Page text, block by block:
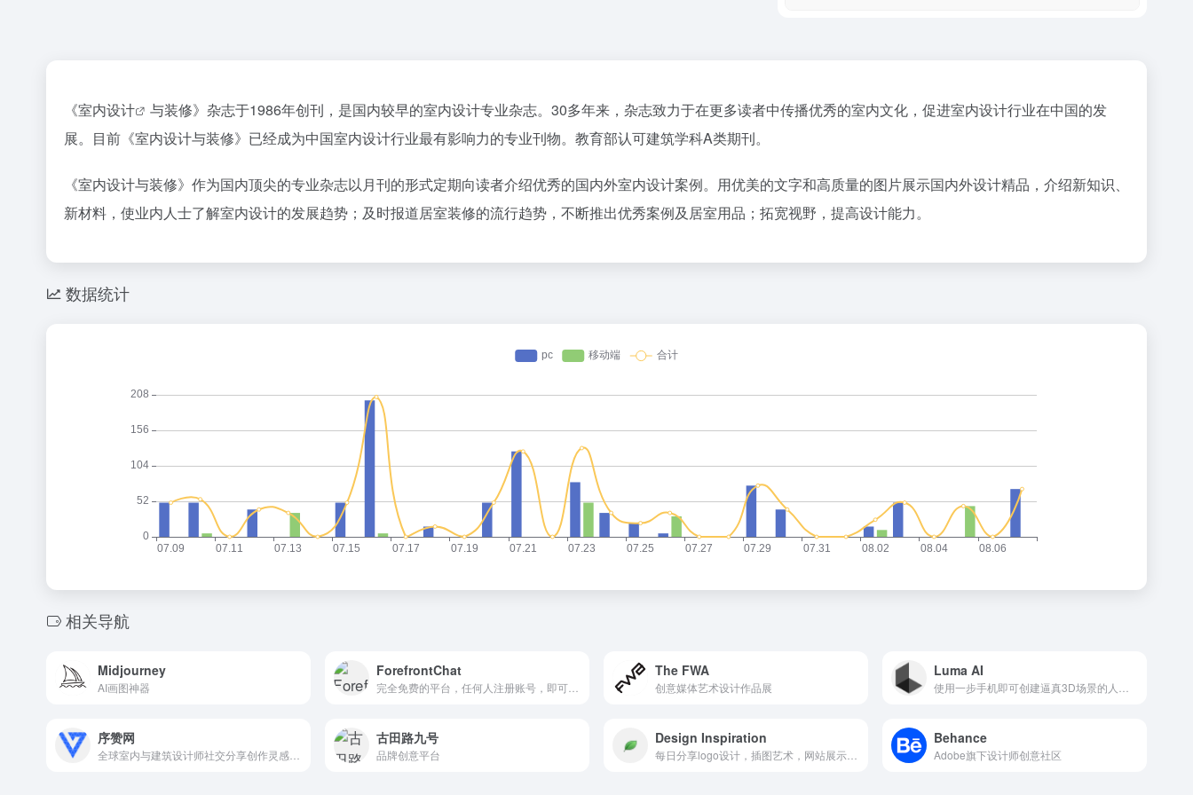
《室内设计
与装修》杂志于1986年创刊，是国内较早的室内设计专业杂志。30多年来，杂志致力于在更多读者中传播优秀的室内文化，促进室内设计行业在中国的发
展。目前《室内设计与装修》已经成为中国室内设计行业最有影响力的专业刊物。教育部认可建筑学科A类期刊。
《室内设计与装修》作为国内顶尖的专业杂志以月刊的形式定期向读者介绍优秀的国内外室内设计案例。用优美的文字和高质量的图片展示国内外设计精品，介绍新知识、
新材料，使业内人士了解室内设计的发展趋势；及时报道居室装修的流行趋势，不断推出优秀案例及居室用品；拓宽视野，提高设计能力。
数据统计
相关导航
Midjourney
AI画图神器
ForefrontChat The FWA
创意媒体艺术设计作品展
Luma AI
序赞网 古田路九号
品牌创意平台
Design Inspiration Behance
Adobe旗下设计师创意社区